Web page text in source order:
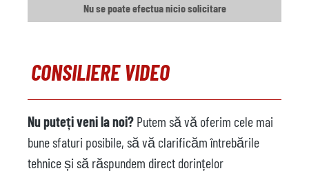
Banda transportoare
nu este disponibil
Model
Anul
Pulverizator
disponibil
Producător
Frech
Nu se poate efectua nicio solicitare
CONSILIERE VIDEO
Nu puteți veni la noi? Putem să vă oferim cele mai
bune sfaturi posibile, să vă clarificăm întrebările
tehnice și să răspundem direct dorințelor